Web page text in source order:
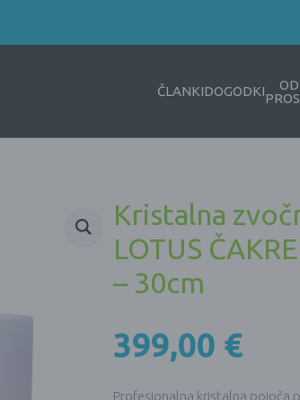
ČLANKIDOGODKI
Kristalna
LOTUS
– 30cm
399,00 €
Profesionalna kristalna pojoča